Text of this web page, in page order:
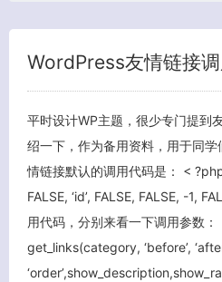
WordPress友情链接
平时设计WP主题，很少专门提到
绍一下，作为备用资料，用于同
情链接默认的调用代码是： < ?php
FALSE, ‘id’, FALSE, FALSE, -1,
用代码，分别来看一下调用参数
get_links(category, ‘before’,
客